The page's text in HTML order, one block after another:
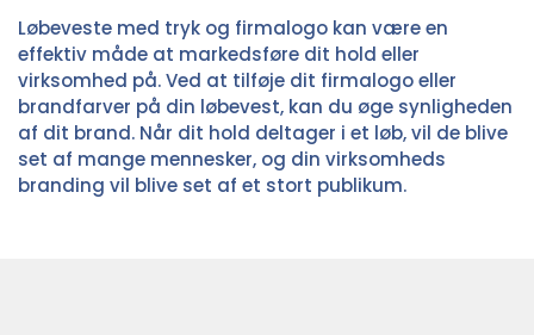
Løbeveste med tryk og firmalogo kan være en
effektiv måde at markedsføre dit hold eller
virksomhed på. Ved at tilføje dit firmalogo eller
brandfarver på din løbevest, kan du øge synligheden
af dit brand. Når dit hold deltager i et løb, vil de blive
set af mange mennesker, og din virksomheds
branding vil blive set af et stort publikum.